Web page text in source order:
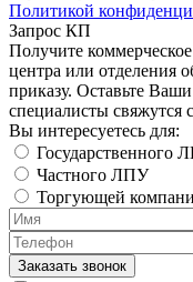
Политикой
Запрос КП
Получите
центра или отделения
приказу. Оставьте
специалисты свяжутся
Вы интересуетесь для:
Государственного
Частного ЛПУ
Торгующей
Заказать звонок